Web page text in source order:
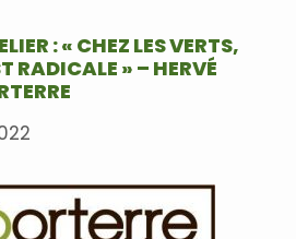
: « CHEZ LES VERTS,
RADICALE » – HERVÉ